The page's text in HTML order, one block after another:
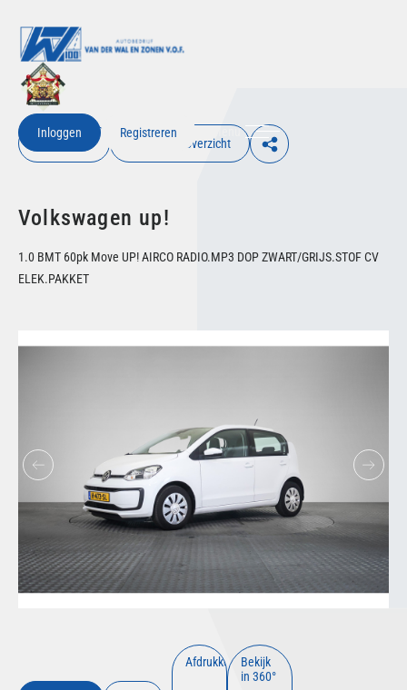
Inloggen Registreren Menu
€ Inloggen Terug naar overzicht
Volkswagen up!
1.0 BMT 60pk Move UP! AIRCO RADIO.MP3 DOP ZWART/GRIJS.STOF CV
ELEK.PAKKET
Afdrukken Bekijk
in 360°